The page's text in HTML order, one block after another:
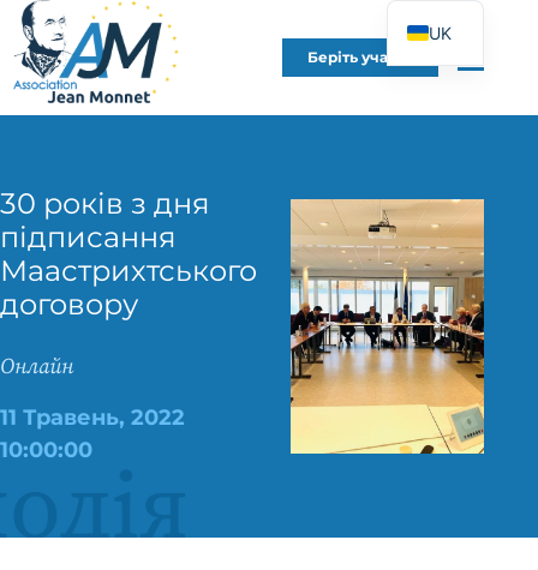
Беріть участь
30 років з дня
підписання
Маастрихтського
договору
Онлайн
11 Травень, 2022
10:00:00
UK
FR
EN
IT
PT
PL